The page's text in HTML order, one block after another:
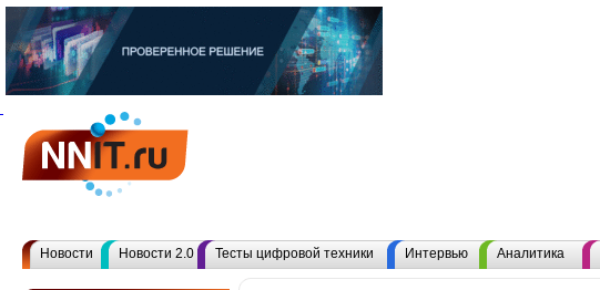
Новости Новости 2.0 Тесты цифровой техники Интервью Аналитика